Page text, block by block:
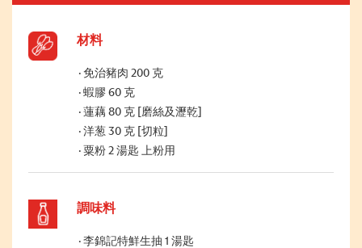
材料
免治豬肉 200 克
蝦膠 60 克
蓮藕 80 克 [磨絲及瀝乾]
洋葱 30 克 [切粒]
粟粉 2 湯匙 上粉用
調味料
李錦記特鮮生抽 1 湯匙